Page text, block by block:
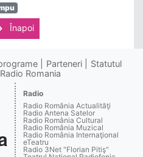
Înapoi
Parteneri
Statutul
Romania
Radio
Radio România Actualităţi
Radio Antena Satelor
Radio România Cultural
Radio România Muzical
Radio România Internaţional
eTeatru
Radio 3Net "Florian Pitiş"